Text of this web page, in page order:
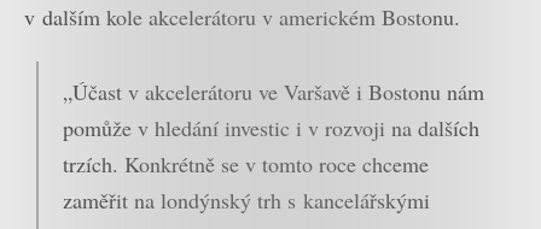
v dalším kole akcelerátoru v americkém Bostonu.
„Účast v akcelerátoru ve Varšavě i Bostonu nám
pomůže v hledání investic i v rozvoji na dalších
trzích. Konkrétně se v tomto roce chceme
zaměřit na londýnský trh s kancelářskými